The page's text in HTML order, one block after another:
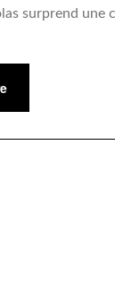
surprend une